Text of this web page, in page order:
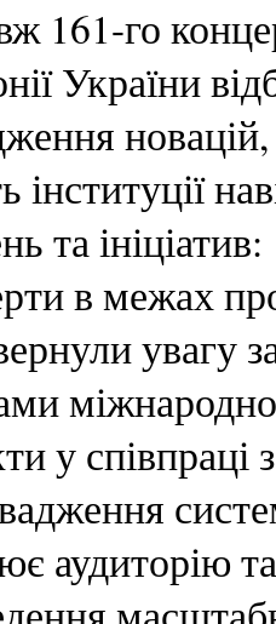
161-го
України
інституції
та ініціатив:
в межах
увагу
у
аудиторію